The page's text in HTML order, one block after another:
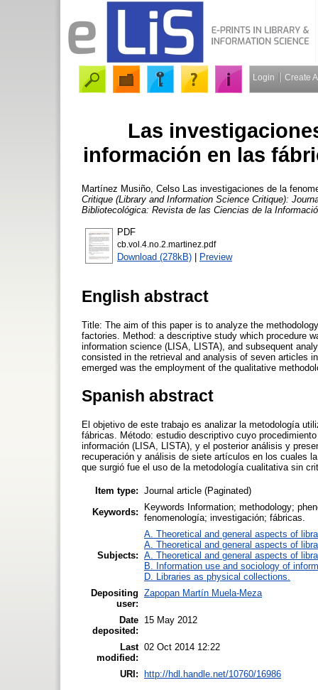
Login Create
Las
información en las
Martínez Musiño, Celso Las investigaciones de la
Critique (Library and Information Science Critique):
Bibliotecológica: Revista de las Ciencias de la
PDF
cb.vol.4.no.2.martinez.pdf
Download (278kB) | Preview
English abstract
Title: The aim of this paper is to analyze the
factories. Method: a descriptive study which procedure
information science (LISA, LISTA), and subsequent
consisted in the retrieval and analysis of seven articles
emerged was the employment of the qualitative
Spanish abstract
El objetivo de este trabajo es analizar la metodología
fábricas. Método: estudio descriptivo cuyo
información (LISA, LISTA), y el posterior análisis y
recuperación y análisis de siete artículos en los cuales
que surgió fue el uso de la metodología cualitativa sin
Item type: Journal article (Paginated)
Keywords:
Keywords Information; methodology;
fenomenología; investigación; fábricas.
Subjects:
A. Theoretical and general aspects of
A. Theoretical and general aspects of
A. Theoretical and general aspects of
B. Information use and sociology of
D. Libraries as physical collections.
Depositing
user:
Zapopan Martín Muela-Meza
Date
deposited:
15 May 2012
Last
modified:
02 Oct 2014 12:22
URI: http://hdl.handle.net/10760/16986